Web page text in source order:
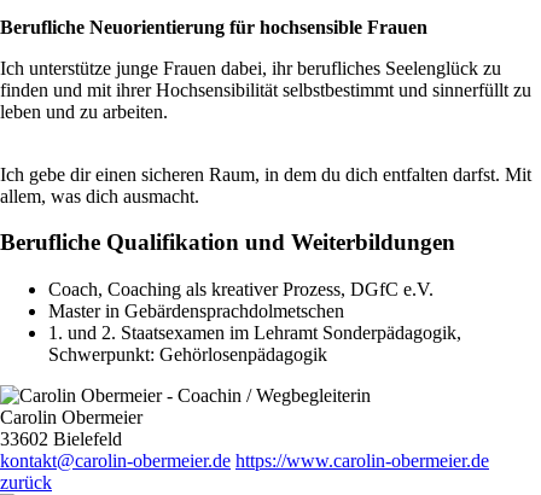
Berufliche Neuorientierung für hochsensible Frauen
Ich unterstütze junge Frauen dabei, ihr berufliches Seelenglück zu
finden und mit ihrer Hochsensibilität selbstbestimmt und sinnerfüllt zu
leben und zu arbeiten.
Ich gebe dir einen sicheren Raum, in dem du dich entfalten darfst. Mit
allem, was dich ausmacht.
Berufliche Qualifikation und Weiterbildungen
Coach, Coaching als kreativer Prozess, DGfC e.V.
Master in Gebärdensprachdolmetschen
1. und 2. Staatsexamen im Lehramt Sonderpädagogik,
Schwerpunkt: Gehörlosenpädagogik
Carolin Obermeier
33602 Bielefeld
kontakt@carolin-obermeier.de https://www.carolin-obermeier.de
zurück